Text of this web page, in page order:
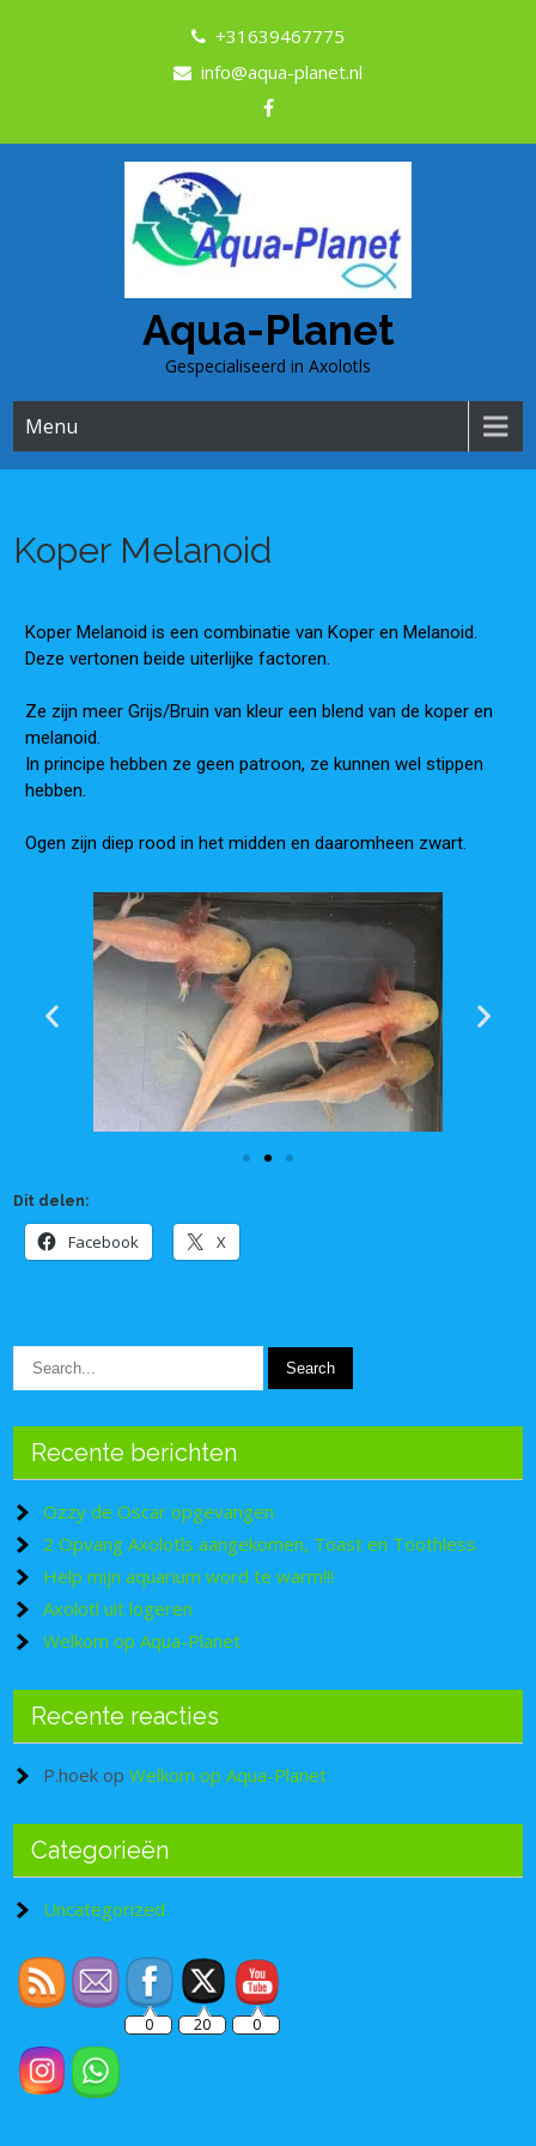
+31639467775
info@aqua-planet.nl
Aqua-Planet
Gespecialiseerd in Axolotls
Menu
Koper Melanoid
Koper Melanoid is een combinatie van Koper en Melanoid.
Deze vertonen beide uiterlijke factoren.
Ze zijn meer Grijs/Bruin van kleur een blend van de koper en
melanoid.
In principe hebben ze geen patroon, ze kunnen wel stippen
hebben.
Ogen zijn diep rood in het midden en daaromheen zwart.
Dit delen:
Facebook X
Recente berichten
Ozzy de Oscar opgevangen
2 Opvang Axolotls aangekomen, Toast en Toothless
Help mijn aquarium word te warm!!!
Axolotl uit logeren
Welkom op Aqua-Planet
Recente reacties
P.hoek opWelkom op Aqua-Planet
Categorieën
Uncategorized
0 20 0